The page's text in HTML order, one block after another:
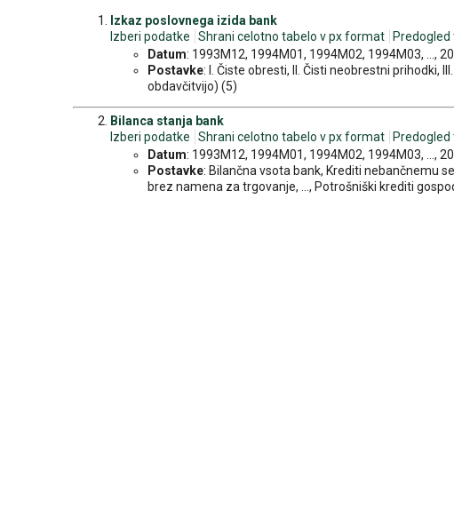
Izkaz poslovnega izida bank
Izberi podatke
Shrani celotno tabelo v px format Predogled
Datum: 1993M12, 1994M01, 1994M02, 1994M03, ...,
Postavke: I. Čiste obresti, II. Čisti neobrestni prihodki,
obdavčitvijo) (5)
Bilanca stanja bank
Izberi podatke
Shrani celotno tabelo v px format Predogled
Datum: 1993M12, 1994M01, 1994M02, 1994M03, ...,
Postavke: Bilančna vsota bank, Krediti nebančnemu
brez namena za trgovanje, ..., Potrošniški krediti